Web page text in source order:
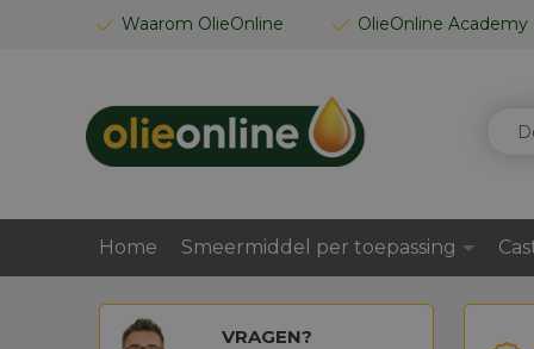
Waarom OlieOnline OlieOnline Academy
GA
ZOEK
Home Smeermiddel per toepassing
VRAGEN?